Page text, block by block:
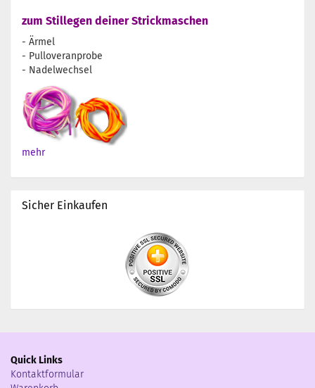
zum Stillegen deiner Strickmaschen
- Ärmel
- Pulloveranprobe
- Nadelwechsel
mehr
Sicher Einkaufen
Quick Links
Kontaktformular